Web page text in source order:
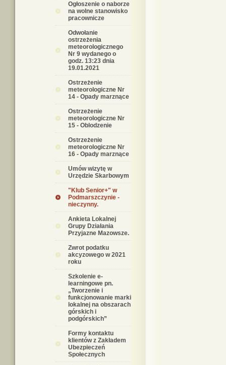
Ogłoszenie o naborze
na wolne stanowisko
pracownicze
Odwołanie
ostrzeżenia
meteorologicznego
Nr 9 wydanego o
godz. 13:23 dnia
19.01.2021
Ostrzeżenie
meteorologiczne Nr
14 - Opady marznące
Ostrzeżenie
meteorologiczne Nr
15 - Oblodzenie
Ostrzeżenie
meteorologiczne Nr
16 - Opady marznące
Umów wizytę w
Urzędzie Skarbowym
"Klub Senior+" w
Podmarszczynie -
nieczynny.
Ankieta Lokalnej
Grupy Działania
Przyjazne Mazowsze.
Zwrot podatku
akcyzowego w 2021
roku
Szkolenie e-
learningowe pn.
„Tworzenie i
funkcjonowanie marki
lokalnej na obszarach
górskich i
podgórskich”
Formy kontaktu
klientów z Zakładem
Ubezpieczeń
Społecznych